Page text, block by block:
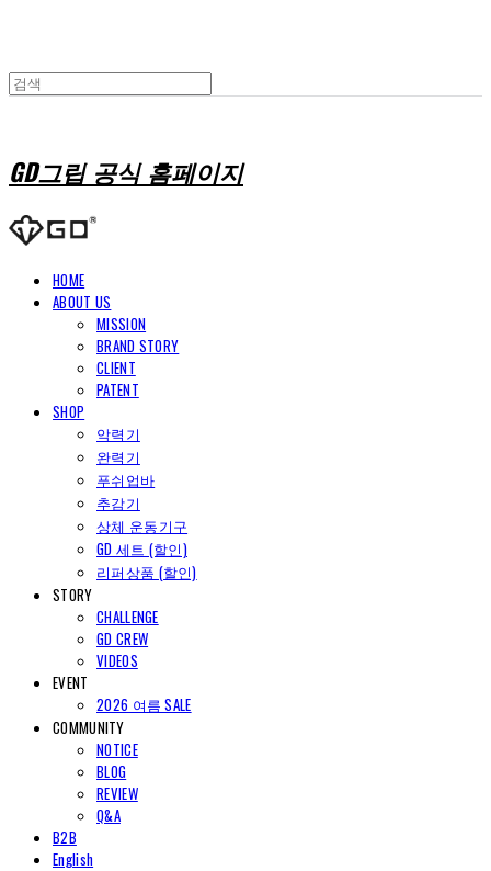
GD그립 공식 홈페이지
HOME
ABOUT US
MISSION
BRAND STORY
CLIENT
PATENT
SHOP
악력기
완력기
푸쉬업바
추감기
상체 운동기구
GD 세트 (할인)
리퍼상품 (할인)
STORY
CHALLENGE
GD CREW
VIDEOS
EVENT
2026 여름 SALE
COMMUNITY
NOTICE
BLOG
REVIEW
Q&A
B2B
English